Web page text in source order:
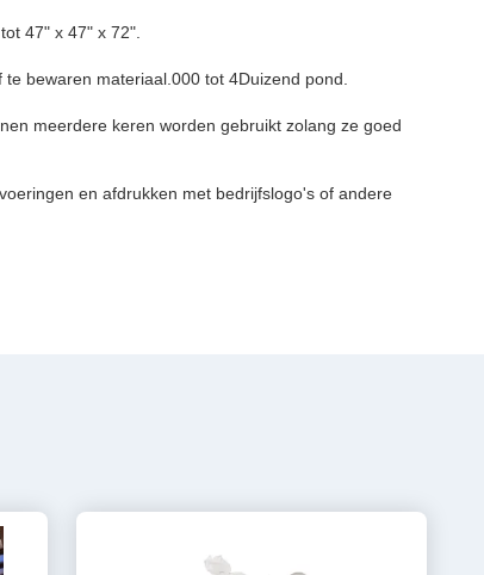
47" x 47" x 72".
bewaren materiaal.000 tot 4Duizend pond.
meerdere keren worden gebruikt zolang ze goed
en afdrukken met bedrijfslogo's of andere